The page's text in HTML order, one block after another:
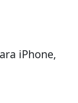
iPhone,